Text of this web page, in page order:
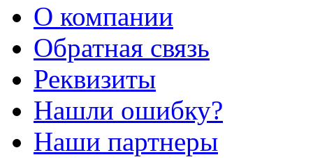
О компании
Обратная связь
Реквизиты
Нашли ошибку?
Наши партнеры